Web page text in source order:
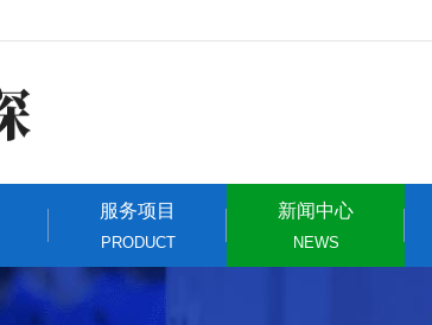
服务项目
PRODUCT
新闻中心
NEWS